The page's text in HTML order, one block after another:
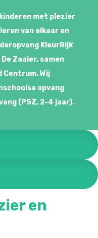
met plezier
van elkaar en
KleurRijk
Zaaier, samen
Centrum. Wij
opvang
(PSZ, 2-4 jaar).
en